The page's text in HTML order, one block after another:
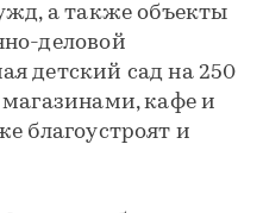
а также объекты
деловой
детский сад на 250
кафе и
благоустроят и